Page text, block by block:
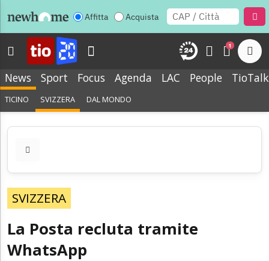
Affitta Acquista
1
News Sport Focus Agenda LAC People TioTalk
TICINO SVIZZERA DAL MONDO
SVIZZERA
La Posta recluta tramite
WhatsApp